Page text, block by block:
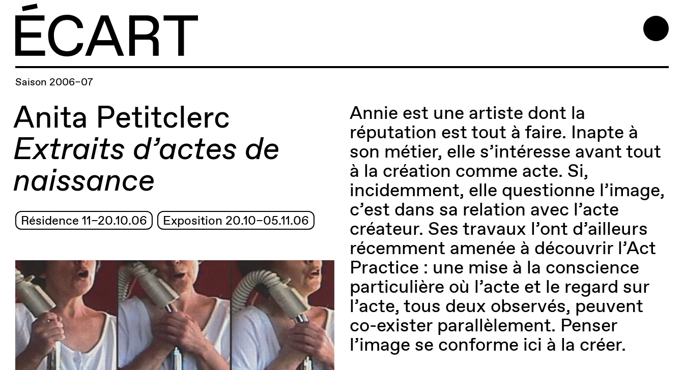
Saison 2006–07
Anita Petitclerc
Extraits d’actes de
naissance
Résidence 11–20.10.06 Exposition 20.10–05.11.06
Annie est une artiste dont la
réputation est tout à faire. Inapte à
son métier, elle s’intéresse avant tout
à la création comme acte. Si,
incidemment, elle questionne l’image,
c’est dans sa relation avec l’acte
créateur. Ses travaux l’ont d’ailleurs
récemment amenée à découvrir l’Act
Practice : une mise à la conscience
particulière où l’acte et le regard sur
l’acte, tous deux observés, peuvent
co-exister parallèlement. Penser
l’image se conforme ici à la créer.